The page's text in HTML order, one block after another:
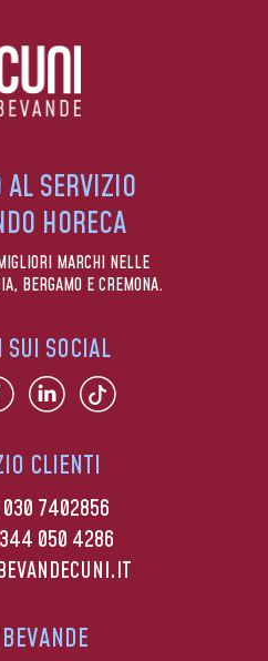
SERVIZIO
HORECA
MARCHI NELLE
BERGAMO E CREMONA.
CLIENTI
7402856
050 4286
SUI SOCIAL